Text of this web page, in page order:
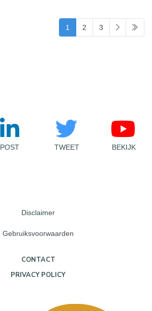
1 (current)
2 3
POST TWEET BEKIJK
Disclaimer
Gebruiksvoorwaarden
CONTACT
PRIVACY POLICY